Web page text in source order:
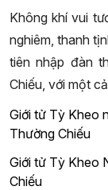
Không khí vui
nghiêm, thanh
tiên nhập đàn
Chiếu, với một
Giới tử Tỳ Kheo
Thường Chiếu
Giới tử Tỳ Kheo
Chiếu